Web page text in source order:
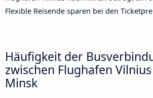
Flexible Reisende sparen bei den
Häufigkeit der
zwischen Flughafen
Minsk